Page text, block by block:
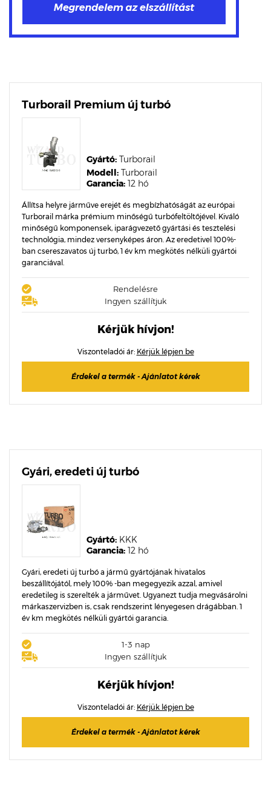
Turborail Premium új turbó
Garancia: 12 hó
Modell: Turborail
Gyártó: Turborail
Állítsa helyre járműve erejét és megbízhatóságát az európai
Turborail márka prémium minőségű turbófeltöltőjével. Kiváló
minőségű komponensek, iparágvezető gyártási és tesztelési
technológia, mindez versenyképes áron. Az eredetivel 100%-
ban csereszavatos új turbó, 1 év km megkötés nélküli gyártói
garanciával.
Rendelésre
Ingyen szállítjuk
Kérjük hívjon!
Viszonteladói ár: Kérjük lépjen be
Érdekel a termék - Ajánlatot kérek
Gyári, eredeti új turbó
Garancia: 12 hó
Gyártó: KKK
Gyári, eredeti új turbó a jármű gyártójának hivatalos
beszállítójától, mely 100% -ban megegyezik azzal, amivel
eredetileg is szerelték a járművet. Ugyanezt tudja megvásárolni
márkaszervizben is, csak rendszerint lényegesen drágábban. 1
év km megkötés nélküli gyártói garancia.
1-3 nap
Ingyen szállítjuk
Kérjük hívjon!
Viszonteladói ár: Kérjük lépjen be
Érdekel a termék - Ajánlatot kérek